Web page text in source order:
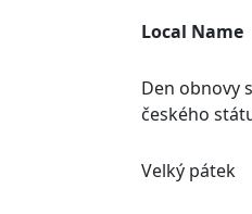
Local Name
Den obnovy
českého
Velký pátek